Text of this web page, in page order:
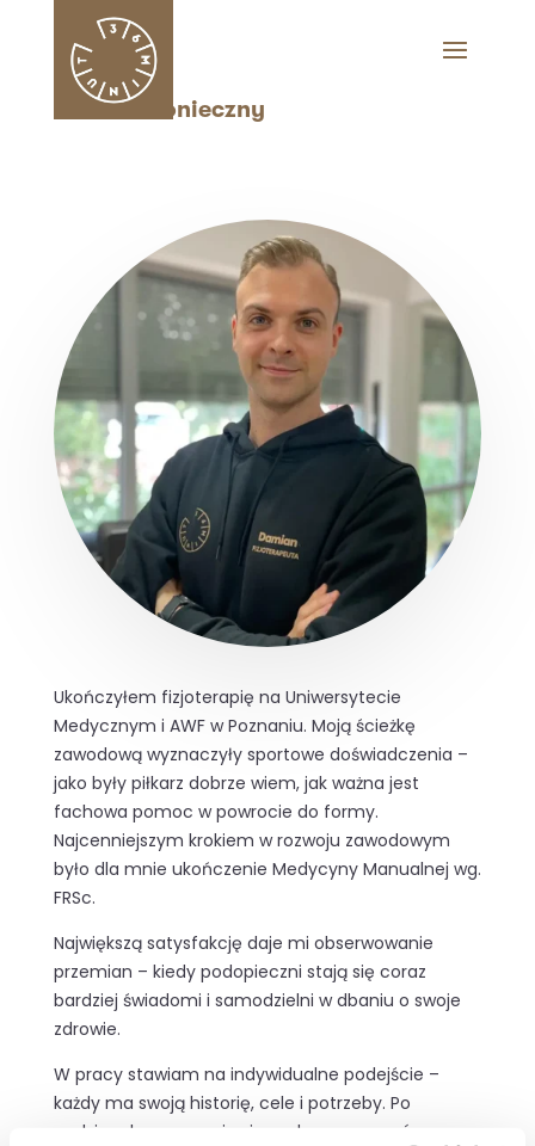
Damian Konieczny
Ukończyłem fizjoterapię na Uniwersytecie
Medycznym i AWF w Poznaniu. Moją ścieżkę
zawodową wyznaczyły sportowe doświadczenia –
jako były piłkarz dobrze wiem, jak ważna jest
fachowa pomoc w powrocie do formy.
Najcenniejszym krokiem w rozwoju zawodowym
było dla mnie ukończenie Medycyny Manualnej wg.
FRSc.
Największą satysfakcję daje mi obserwowanie
przemian – kiedy podopieczni stają się coraz
bardziej świadomi i samodzielni w dbaniu o swoje
zdrowie.
W pracy stawiam na indywidualne podejście –
każdy ma swoją historię, cele i potrzeby. Po
godzinach regeneruję się podczas spacerów z